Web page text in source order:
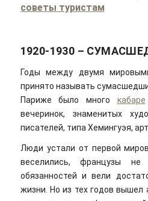
советы туристам
1920-1930 –
Годы между двумя
принято называть
Париже было много кабаре
вечеринок, знаменитых
писателей, типа Хемингуэя,
Люди устали от первой
веселились, французы
обязанностей и вели
жизни. Но из тех годов вышел